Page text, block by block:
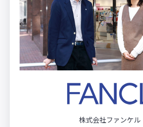
株式会社ファンケル